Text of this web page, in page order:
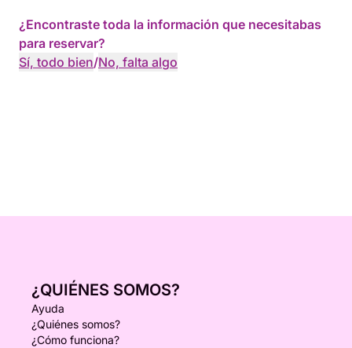
¿Encontraste toda la información que necesitabas
para reservar?
Sí, todo bien/No, falta algo
¿QUIÉNES SOMOS?
Ayuda
¿Quiénes somos?
¿Cómo funciona?